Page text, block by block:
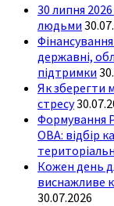
30 липня
людьми
державні,
підтримки
Як зберегти
стресу
Формування
ОВА: відбір
Кожен день
виснажливе
30.07.2026